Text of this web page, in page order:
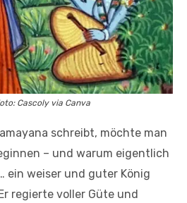
Cascoly via Canva
schreibt, möchte man
– und warum eigentlich
ein weiser und guter König
regierte voller Güte und